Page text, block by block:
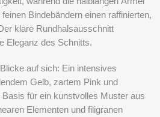
Bindebändern einen raffinierten,
klare Rundhalsausschnitt
Eleganz des Schnitts.
auf sich: Ein intensives
Gelb, zartem Pink und
für ein kunstvolles Muster aus
Elementen und filigranen